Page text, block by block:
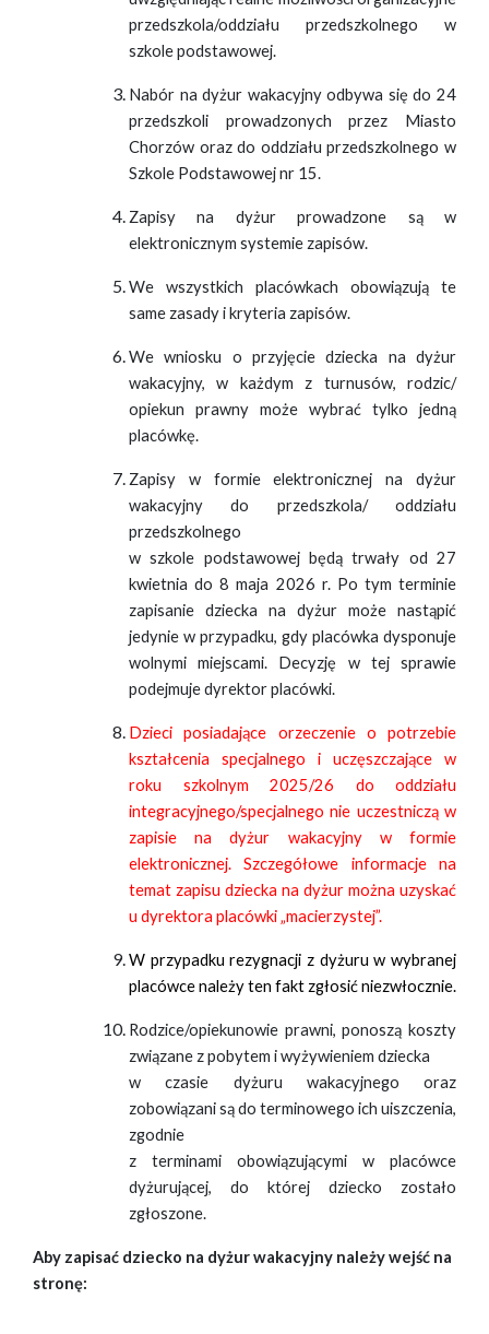
przedszkola/oddziału przedszkolnego w
szkole podstawowej.
Nabór na dyżur wakacyjny odbywa się do 24
przedszkoli prowadzonych przez Miasto
Chorzów oraz do oddziału przedszkolnego w
Szkole Podstawowej nr 15.
Zapisy na dyżur prowadzone są w
elektronicznym systemie zapisów.
We wszystkich placówkach obowiązują te
same zasady i kryteria zapisów.
We wniosku o przyjęcie dziecka na dyżur
wakacyjny, w każdym z turnusów, rodzic/
opiekun prawny może wybrać tylko jedną
placówkę.
Zapisy w formie elektronicznej na dyżur
wakacyjny do przedszkola/ oddziału
przedszkolnego
w szkole podstawowej będą trwały od 27
kwietnia do 8 maja 2026 r. Po tym terminie
zapisanie dziecka na dyżur może nastąpić
jedynie w przypadku, gdy placówka dysponuje
wolnymi miejscami. Decyzję w tej sprawie
podejmuje dyrektor placówki.
Dzieci posiadające orzeczenie o potrzebie
kształcenia specjalnego i uczęszczające w
roku szkolnym 2025/26 do oddziału
integracyjnego/specjalnego nie uczestniczą w
zapisie na dyżur wakacyjny w formie
elektronicznej. Szczegółowe informacje na
temat zapisu dziecka na dyżur można uzyskać
u dyrektora placówki „macierzystej”.
W przypadku rezygnacji z dyżuru w wybranej
placówce należy ten fakt zgłosić niezwłocznie.
Rodzice/opiekunowie prawni, ponoszą koszty
związane z pobytem i wyżywieniem dziecka
w czasie dyżuru wakacyjnego oraz
zobowiązani są do terminowego ich uiszczenia,
zgodnie
z terminami obowiązującymi w placówce
dyżurującej, do której dziecko zostało
zgłoszone.
Aby zapisać dziecko na dyżur wakacyjny należy wejść na
stronę: